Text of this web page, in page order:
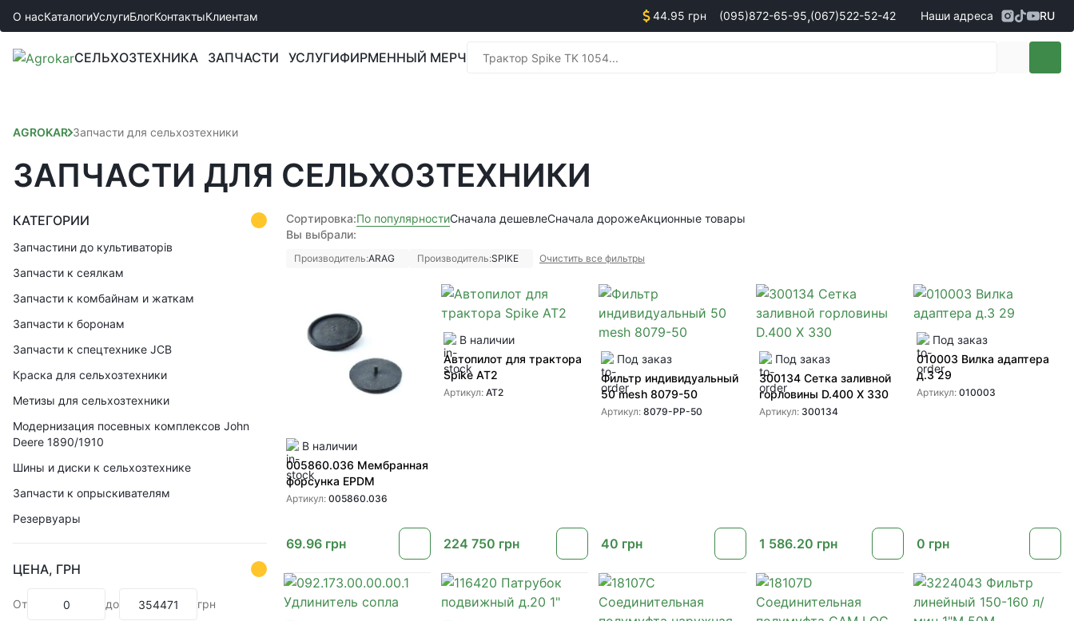
О насКаталогиУслугиБлогКонтактыКлиентам 44.95 грн (095)872-65-95,(067)522-52-42
Менеджеры по продаже техники
Наши адреса RU
СЕЛЬХОЗТЕХНИКА ЗАПЧАСТИ УСЛУГИФИРМЕННЫЙ МЕРЧ
AGROKAR Запчасти для сельхозтехники
ЗАПЧАСТИ ДЛЯ СЕЛЬХОЗТЕХНИКИ
КАТЕГОРИИ
Запчастини до культиваторів
Запчасти к сеялкам
Запчасти к комбайнам и жаткам
Запчасти к боронам
Запчасти к спецтехнике JCB
Краска для сельхозтехники
Метизы для сельхозтехники
Модернизация посевных комплексов John
Deere 1890/1910
Шины и диски к сельхозтехнике
Запчасти к опрыскивателям
Резервуары
ЦЕНА, ГРН
От до грн
Сортировка:По популярностиСначала дешевлеСначала дорожеАкционные товары
Вы выбрали:
Производитель:ARAG Производитель:SPIKE Очистить все фильтры
В наличии
005860.036 Мембранная
форсунка EPDM
Артикул: 005860.036
69.96 грн
В наличии
Автопилот для трактора
Spike AT2
Артикул:AT2
224 750 грн
Под заказ
Фильтр индивидуальный
50 mesh 8079-50
Артикул:8079-PP-50
40 грн
Под заказ
300134 Сетка заливной
горловины D.400 X 330
Артикул: 300134
1 586.20 грн
Под заказ
010003 Вилка адаптера
д.3 29
Артикул: 010003
0 грн